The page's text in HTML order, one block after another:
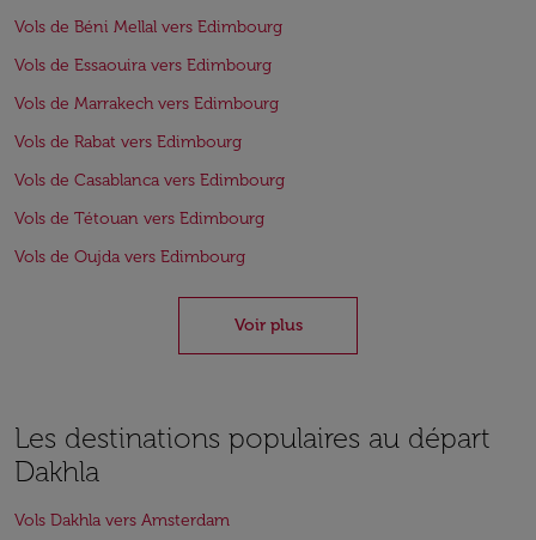
Vols de Béni Mellal vers Edimbourg
Vols de Essaouira vers Edimbourg
Vols de Marrakech vers Edimbourg
Vols de Rabat vers Edimbourg
Vols de Casablanca vers Edimbourg
Vols de Tétouan vers Edimbourg
Vols de Oujda vers Edimbourg
Voir plus
Les destinations populaires au départ
Dakhla
Vols Dakhla vers Amsterdam